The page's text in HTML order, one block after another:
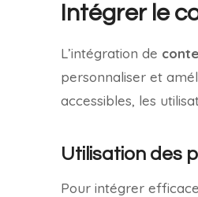
Intégrer le
L’intégration de
personnaliser et
accessibles, les
Utilisation des
Pour intégrer